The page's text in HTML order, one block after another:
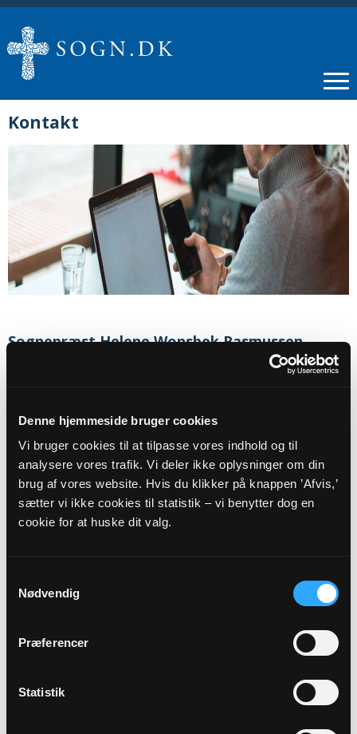
Denne hjemmeside bruger cookies
Vi bruger cookies til at tilpasse vores indhold og til
analysere vores trafik. Vi deler ikke oplysninger om din
brug af vores website. Hvis du klikker på knappen ’Afvis,’
sætter vi ikke cookies til statistik – vi benytter dog en
cookie for at huske dit valg.
Nødvendig
Præferencer
Statistik
Kontakt
Sognepræst Helene Wonsbek Rasmussen
Tlf: 46404161
Træffes bedst tirsdag, onsdag og fredag kl. 9-10 og
torsdag kl. 17-18. Mandag er kontoret lukket.
Sognets officielle E-mail:
saeby.sognlejre@km.dk
Hvis du ønsker at sende os personfølsomme oplysninger
som f.eks. CPR nummer, anbefaler vi, at du laver en sikker